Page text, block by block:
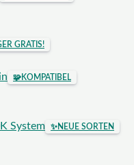
GRATIS!
🧩KOMPATIBEL
System
✨NEUE SORTEN